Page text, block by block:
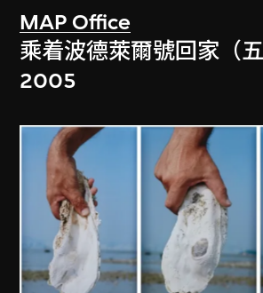
MAP Office
乘着波德萊爾號回家（五
2005